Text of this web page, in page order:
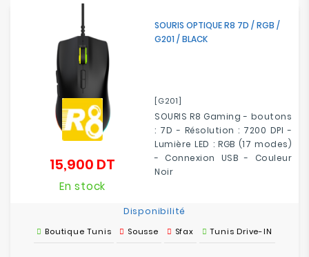
SOURIS OPTIQUE R8 7D / RGB /
G201 / BLACK
[G201]
SOURIS R8 Gaming - boutons
: 7D - Résolution : 7200 DPI -
Lumière LED : RGB (17 modes)
- Connexion USB - Couleur
Noir
15,900 DT
En stock
Disponibilité
Boutique Tunis Sousse Sfax Tunis Drive-IN